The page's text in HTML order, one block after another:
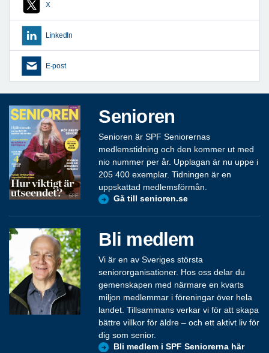
X
LinkedIn
E-post
Senioren
Senioren är SPF Seniorernas
medlemstidning och den kommer ut med
nio nummer per år. Upplagan är nu uppe i
205 400 exemplar. Tidningen är en
uppskattad medlemsförmån.
Gå till senioren.se
Bli medlem
Vi är en av Sveriges största
seniororganisationer. Hos oss delar du
gemenskapen med närmare en kvarts
miljon medlemmar i föreningar över hela
landet. Tillsammans verkar vi för att skapa
bättre villkor för äldre – och ett aktivt liv för
dig som senior.
Bli medlem i SPF Seniorerna här